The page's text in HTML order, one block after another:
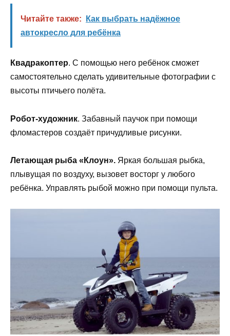
Читайте также:
Как выбрать надёжное
автокресло для ребёнка
Квадракоптер. С помощью него ребёнок сможет
самостоятельно сделать удивительные фотографии с
высоты птичьего полёта.
Робот-художник. Забавный паучок при помощи
фломастеров создаёт причудливые рисунки.
Летающая рыба «Клоун». Яркая большая рыбка,
плывущая по воздуху, вызовет восторг у любого
ребёнка. Управлять рыбой можно при помощи пульта.